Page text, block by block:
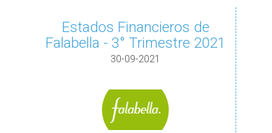
Estados Financieros de
Falabella - 3° Trimestre 2021
30-09-2021